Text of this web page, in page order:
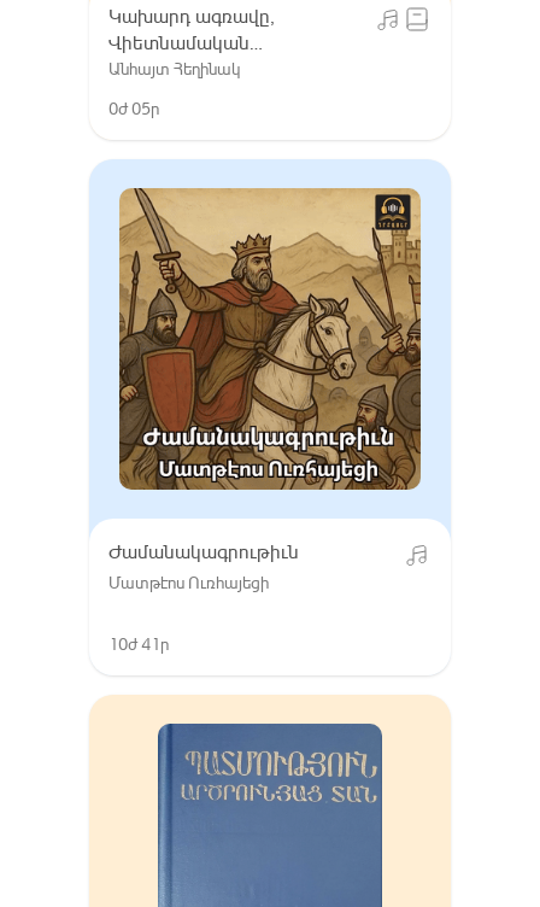
Կախարդ ագռավը,
Վիետնամական
ժողովրդական հեքիաթներ
Անհայտ Հեղինակ
0ժ 05ր
Ժամանակագրութիւն
Մատթէոս Ուռհայեցի
10ժ 41ր